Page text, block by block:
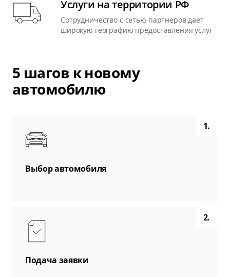
Услуги на территории РФ
Сотрудничество с сетью партнеров дает
широкую географию предоставления услуг
5 шагов к новому
автомобилю
1.
Выбор автомобиля
2.
Подача заявки